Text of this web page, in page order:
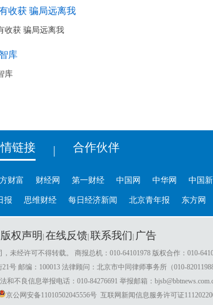
收获 骗局远离我
收获 骗局远离我
库
库
链接 | 合作伙伴
财富 财经网 第一财经 中国网 中华网 中国
报 思维财经 每日经济新闻 北京青年报 东方网
版权声明 在线反馈 联系我们 广告
未经许可不得转载。 商报总机：010-64101978 版权合作：010-
号 邮编：100013 法律顾问：北京市中同律师事务所（010-82011988
和不良信息举报电话：010-84276691 举报邮箱：
京公网安备11010502045556号 互联网新闻信息服务许可证